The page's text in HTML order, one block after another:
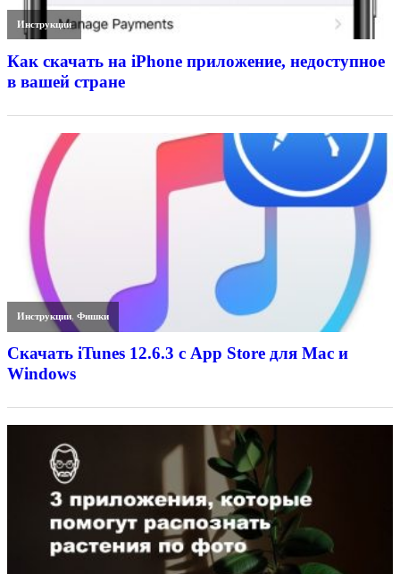
Инструкции
Как скачать на iPhone приложение, недоступное
в вашей стране
Инструкции,Фишки
Скачать iTunes 12.6.3 с App Store для Mac и
Windows